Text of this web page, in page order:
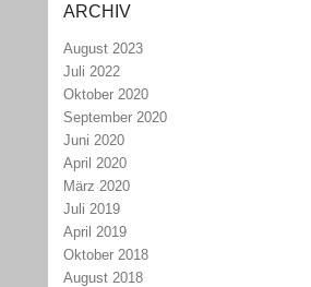
ARCHIV
August 2023
Juli 2022
Oktober 2020
September 2020
Juni 2020
April 2020
März 2020
Juli 2019
April 2019
Oktober 2018
August 2018